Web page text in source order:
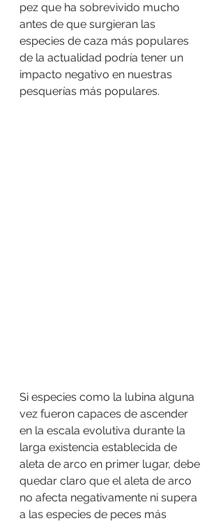
pez que ha sobrevivido mucho
antes de que surgieran las
especies de caza más populares
de la actualidad podría tener un
impacto negativo en nuestras
pesquerías más populares.
Si especies como la lubina alguna
vez fueron capaces de ascender
en la escala evolutiva durante la
larga existencia establecida de
aleta de arco en primer lugar, debe
quedar claro que el aleta de arco
no afecta negativamente ni supera
a las especies de peces más